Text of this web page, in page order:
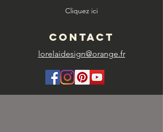
Cliquez ici
CONTACT
lorelaidesign@orange.fr